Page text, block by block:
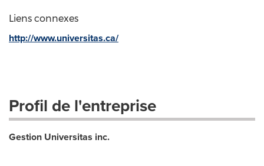
Liens connexes
http://www.universitas.ca/
Profil de l'entreprise
Gestion Universitas inc.